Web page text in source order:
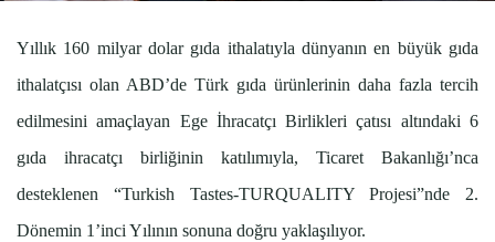
Yıllık 160 milyar dolar gıda ithalatıyla dünyanın en büyük gıda
ithalatçısı olan ABD’de Türk gıda ürünlerinin daha fazla tercih
edilmesini amaçlayan Ege İhracatçı Birlikleri çatısı altındaki 6
gıda ihracatçı birliğinin katılımıyla, Ticaret Bakanlığı’nca
desteklenen “Turkish Tastes-TURQUALITY Projesi”nde 2.
Dönemin 1’inci Yılının sonuna doğru yaklaşılıyor.